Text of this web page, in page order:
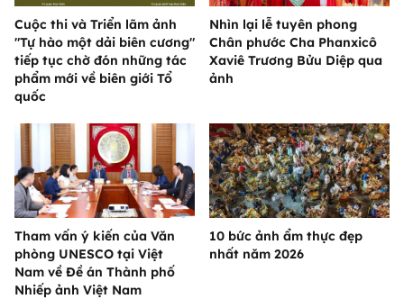
Cuộc thi và Triển lãm ảnh
"Tự hào một dải biên cương"
tiếp tục chờ đón những tác
phẩm mới về biên giới Tổ
quốc
Nhìn lại lễ tuyên phong
Chân phước Cha Phanxicô
Xaviê Trương Bửu Diệp qua
ảnh
Tham vấn ý kiến của Văn
phòng UNESCO tại Việt
Nam về Đề án Thành phố
Nhiếp ảnh Việt Nam
10 bức ảnh ẩm thực đẹp
nhất năm 2026